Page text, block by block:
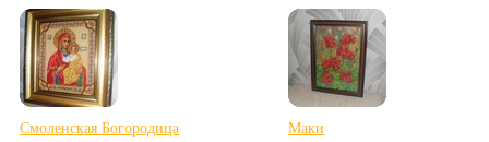
Смоленская Богородица Маки